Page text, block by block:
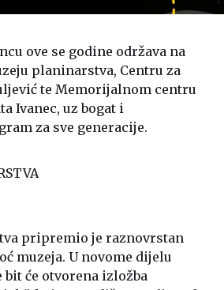
ove se godine održava na
planinarstva, Centru za
te Memorijalnom centru
Ivanec, uz bogat i
za sve generacije.
pripremio je raznovrstan
muzeja. U novome dijelu
bit će otvorena izložba